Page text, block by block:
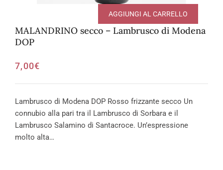
MALANDRINO secco – Lambrusco di Modena
DOP
7,00€
AGGIUNGI AL CARRELLO
Lambrusco di Modena DOP Rosso frizzante secco Un
connubio alla pari tra il Lambrusco di Sorbara e il
Lambrusco Salamino di Santacroce. Un’espressione
molto alta…